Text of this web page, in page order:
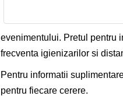
evenimentului. Pretul pentru
frecventa igienizarilor si
Pentru informatii
pentru fiecare cerere.